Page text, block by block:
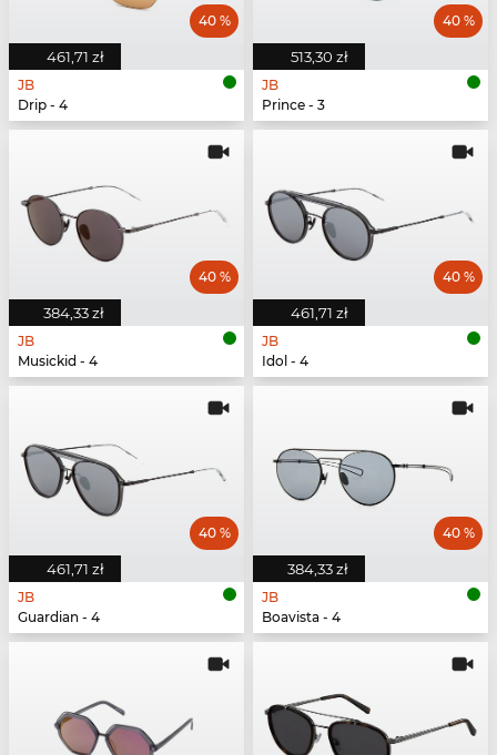
461,71 zł
40 %
JB
Drip - 4
513,30 zł
40 %
JB
Prince - 3
384,33 zł
40 %
JB
Musickid - 4
461,71 zł
40 %
JB
Idol - 4
461,71 zł
40 %
JB
Guardian - 4
384,33 zł
40 %
JB
Boavista - 4